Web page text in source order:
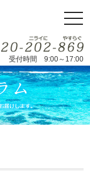
受付時間 9:00～17:00